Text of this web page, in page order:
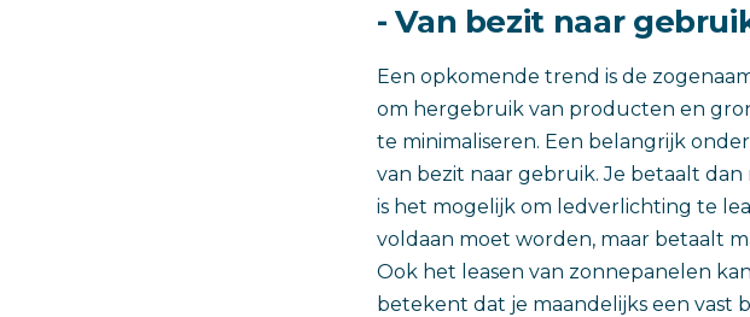
- Van bezit naar
Een opkomende trend is de
om hergebruik van producten en
te minimaliseren. Een belangrijk
van bezit naar gebruik. Je betaalt
is het mogelijk om ledverlichting te
voldaan moet worden, maar betaalt
Ook het leasen van zonnepanelen
betekent dat je maandelijks een vast